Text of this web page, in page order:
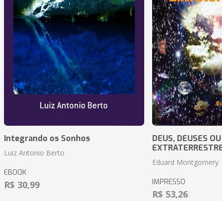
Integrando os Sonhos
Luiz Antonio Berto
EBOOK
R$ 30,99
DEUS, DEUSES OU
Eduard Montgomery
IMPRESSO
R$ 53,26